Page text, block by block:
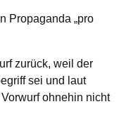
Propaganda „pro
zurück, weil der
sei und laut
ohnehin nicht